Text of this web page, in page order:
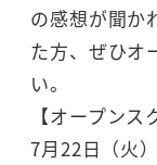
の感想が聞か
た方、ぜひオ
い。
【オープンス
7月22日（火